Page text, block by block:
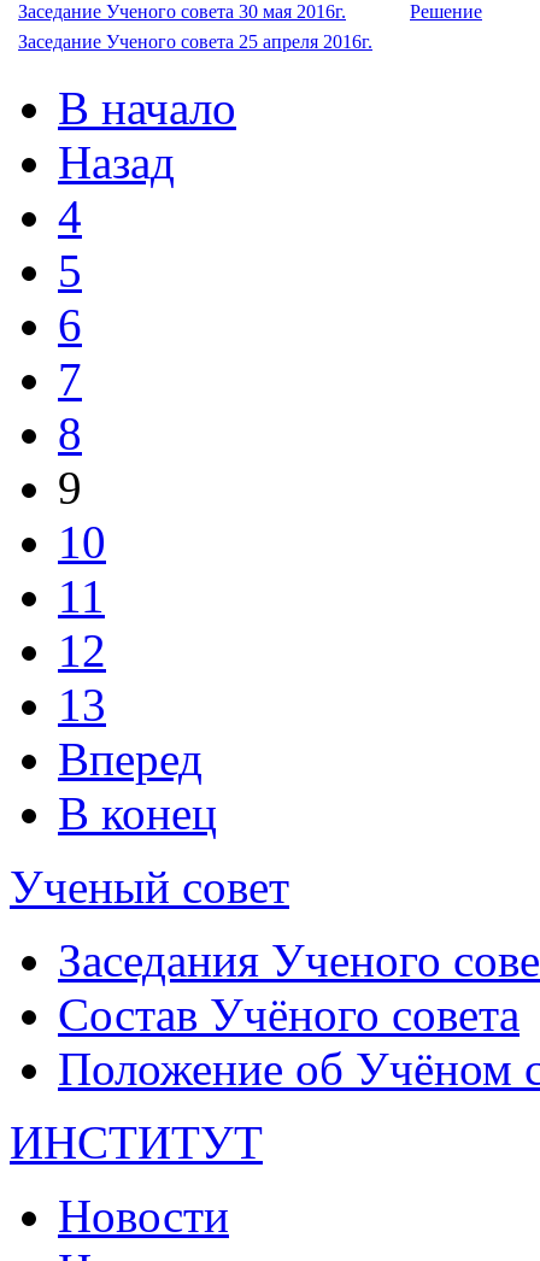
Заседание Ученого совета 30 мая 2016г.
Решение
Заседание Ученого совета 25 апреля 2016г.
В начало
Назад
4
5
6
7
8
9
10
11
12
13
Вперед
В конец
Ученый совет
Заседания Ученого
Состав Учёного совета
Положение об Учёном
ИНСТИТУТ
Новости